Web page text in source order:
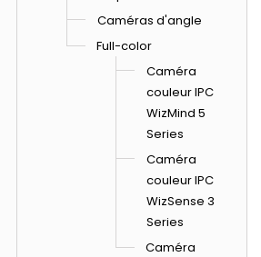
Caméras d'angle
Full-color
Caméra
couleur IPC
WizMind 5
Series
Caméra
couleur IPC
WizSense 3
Series
Caméra